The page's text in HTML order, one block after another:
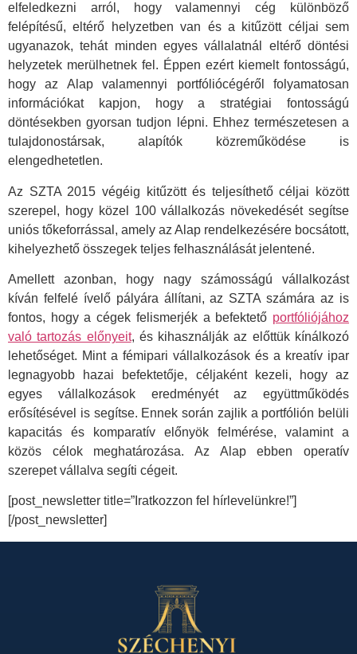
elfeledkezni arról, hogy valamennyi cég különböző
felépítésű, eltérő helyzetben van és a kitűzött céljai sem
ugyanazok, tehát minden egyes vállalatnál eltérő döntési
helyzetek merülhetnek fel. Éppen ezért kiemelt fontosságú,
hogy az Alap valamennyi portfóliócégéről folyamatosan
információkat kapjon, hogy a stratégiai fontosságú
döntésekben gyorsan tudjon lépni. Ehhez természetesen a
tulajdonostársak, alapítók közreműködése is
elengedhetetlen.
Az SZTA 2015 végéig kitűzött és teljesíthető céljai között
szerepel, hogy közel 100 vállalkozás növekedését segítse
uniós tőkeforrással, amely az Alap rendelkezésére bocsátott,
kihelyezhető összegek teljes felhasználását jelentené.
Amellett azonban, hogy nagy számosságú vállalkozást
kíván felfelé ívelő pályára állítani, az SZTA számára az is
fontos, hogy a cégek felismerjék a befektető portfóliójához
való tartozás előnyeit, és kihasználják az előttük kínálkozó
lehetőséget. Mint a fémipari vállalkozások és a kreatív ipar
legnagyobb hazai befektetője, céljaként kezeli, hogy az
egyes vállalkozások eredményét az együttműködés
erősítésével is segítse. Ennek során zajlik a portfólión belüli
kapacitás és komparatív előnyök felmérése, valamint a
közös célok meghatározása. Az Alap ebben operatív
szerepet vállalva segíti cégeit.
[post_newsletter title=”Iratkozzon fel hírlevelünkre!”]
[/post_newsletter]